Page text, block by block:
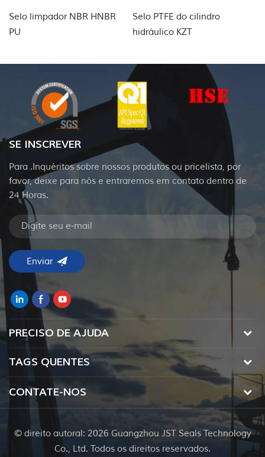
Selo limpador NBR HNBR
PU
Selo PTFE do cilindro
hidráulico KZT
SE INSCREVER
Para .Inquéritos sobre nossos produtos ou pricelista, por
favor, deixe para nós e entraremos em contato dentro de
24 Horas.
PRECISO DE AJUDA
TAGS QUENTES
CONTATE-NOS
© direito autoral: 2026 Guangzhou JST Seals Technology
Co., Ltd. Todos os direitos reservados.